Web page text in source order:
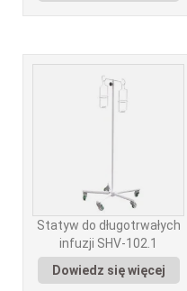
Statyw do długotrwałych
infuzji SHV-102.1
Dowiedz się więcej